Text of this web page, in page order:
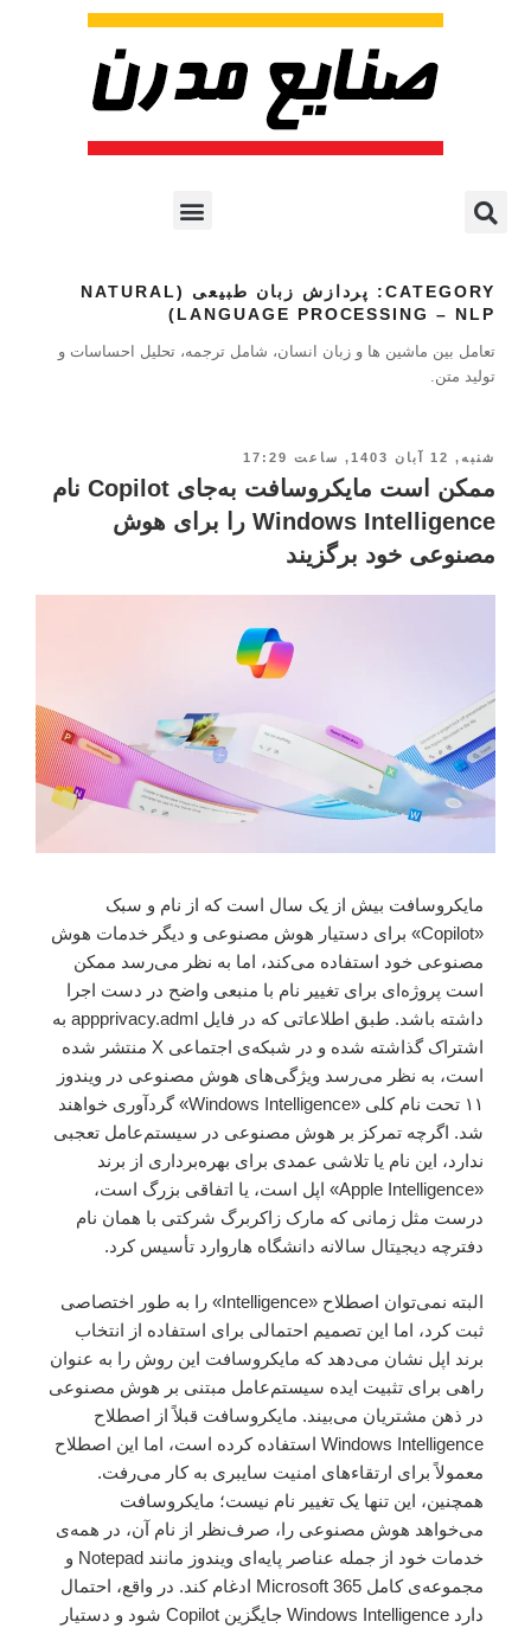
CATEGORY:
پردازش زبان طبیعی (NATURAL
LANGUAGE PROCESSING – NLP)
تعامل بین ماشین ها و زبان انسان، شامل ترجمه، تحلیل احساسات و
تولید متن.
شنبه, 12 آبان 1403, ساعت 17:29
ممکن است مایکروسافت به‌جای Copilot نام
Windows Intelligence را برای هوش
مصنوعی خود برگزیند
مایکروسافت بیش از یک سال است که از نام و سبک
«Copilot» برای دستیار هوش مصنوعی و دیگر خدمات هوش
مصنوعی خود استفاده می‌کند، اما به نظر می‌رسد ممکن
است پروژه‌ای برای تغییر نام با منبعی واضح در دست اجرا
داشته باشد. طبق اطلاعاتی که در فایل appprivacy.adml به
اشتراک گذاشته شده و در شبکه‌ی اجتماعی X منتشر شده
است، به نظر می‌رسد ویژگی‌های هوش مصنوعی در ویندوز
۱۱ تحت نام کلی «Windows Intelligence» گردآوری خواهند
شد. اگرچه تمرکز بر هوش مصنوعی در سیستم‌عامل تعجبی
ندارد، این نام یا تلاشی عمدی برای بهره‌برداری از برند
«Apple Intelligence» اپل است، یا اتفاقی بزرگ است،
درست مثل زمانی که مارک زاکربرگ شرکتی با همان نام
دفترچه دیجیتال سالانه دانشگاه هاروارد تأسیس کرد.
البته نمی‌توان اصطلاح «Intelligence» را به طور اختصاصی
ثبت کرد، اما این تصمیم احتمالی برای استفاده از انتخاب
برند اپل نشان می‌دهد که مایکروسافت این روش را به عنوان
راهی برای تثبیت ایده سیستم‌عامل مبتنی بر هوش مصنوعی
در ذهن مشتریان می‌بیند. مایکروسافت قبلاً از اصطلاح
Windows Intelligence استفاده کرده است، اما این اصطلاح
معمولاً برای ارتقاءهای امنیت سایبری به کار می‌رفت.
همچنین، این تنها یک تغییر نام نیست؛ مایکروسافت
می‌خواهد هوش مصنوعی را، صرف‌نظر از نام آن، در همه‌ی
خدمات خود از جمله عناصر پایه‌ای ویندوز مانند Notepad و
مجموعه‌ی کامل Microsoft 365 ادغام کند. در واقع، احتمال
دارد Windows Intelligence جایگزین Copilot شود و دستیار